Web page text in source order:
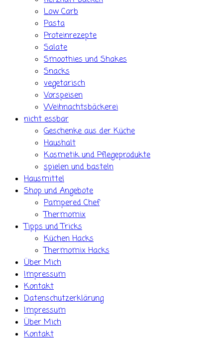
Low Carb
Pasta
Proteinrezepte
Salate
Smoothies und Shakes
Snacks
vegetarisch
Vorspeisen
Weihnachtsbäckerei
nicht essbar
Geschenke aus der Küche
Haushalt
Kosmetik und Pflegeprodukte
spielen und basteln
Hausmittel
Shop und Angebote
Pampered Chef
Thermomix
Tipps und Tricks
Küchen Hacks
Thermomix Hacks
Über Mich
Impressum
Kontakt
Datenschutzerklärung
Impressum
Über Mich
Kontakt